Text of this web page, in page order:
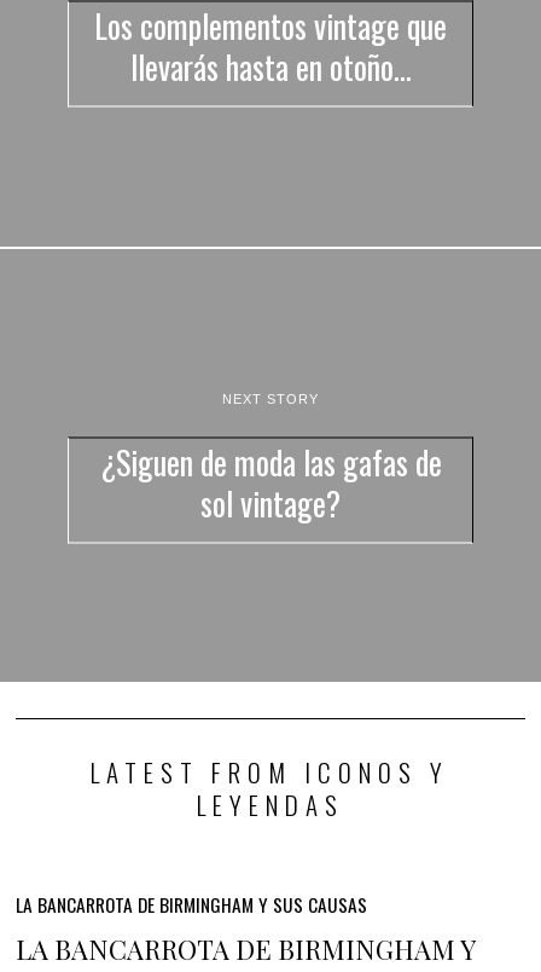
Los complementos vintage que
llevarás hasta en otoño…
NEXT STORY
¿Siguen de moda las gafas de
sol vintage?
LATEST FROM ICONOS Y
LEYENDAS
LA BANCARROTA DE BIRMINGHAM Y SUS CAUSAS
LA BANCARROTA DE BIRMINGHAM Y